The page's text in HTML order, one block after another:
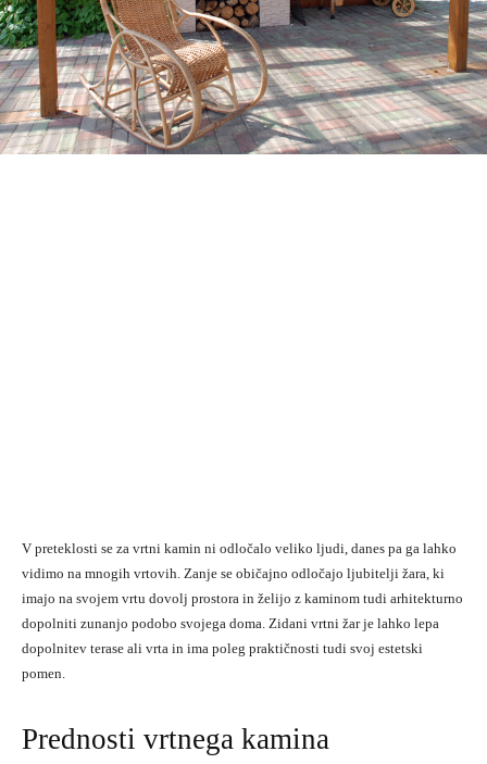
V preteklosti se za vrtni kamin ni odločalo veliko ljudi, danes pa ga lahko
vidimo na mnogih vrtovih. Zanje se običajno odločajo ljubitelji žara, ki
imajo na svojem vrtu dovolj prostora in želijo z kaminom tudi arhitekturno
dopolniti zunanjo podobo svojega doma. Zidani vrtni žar je lahko lepa
dopolnitev terase ali vrta in ima poleg praktičnosti tudi svoj estetski
pomen.
Prednosti vrtnega kamina